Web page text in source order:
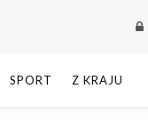
SPORT Z KRAJU